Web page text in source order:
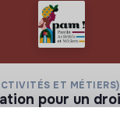
ET MÉTIERS)